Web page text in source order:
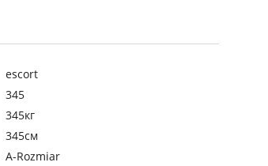
escort
345
345кг
345см
A-Rozmiar